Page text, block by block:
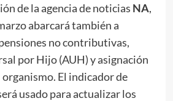
de la agencia de noticias NA,
abarcará también a
no contributivas,
por Hijo (AUH) y asignación
El indicador de
usado para actualizar los